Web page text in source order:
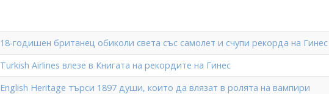
18-годишен британец обиколи света със самолет и счупи рекорда на Гинес
Turkish Airlines влезе в Книгата на рекордите на Гинес
English Heritage търси 1897 души, които да влязат в ролята на вампири